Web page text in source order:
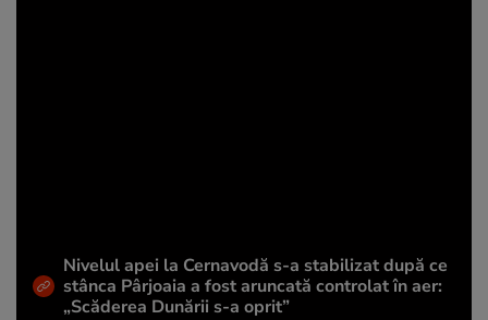
Nivelul apei la Cernavodă s-a stabilizat după ce
stânca Pârjoaia a fost aruncată controlat în aer:
„Scăderea Dunării s-a oprit”